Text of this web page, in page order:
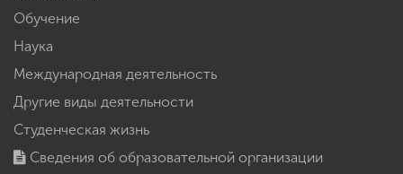
Обучение
Наука
Международная деятельность
Другие виды деятельности
Студенческая жизнь
Сведения об образовательной организации